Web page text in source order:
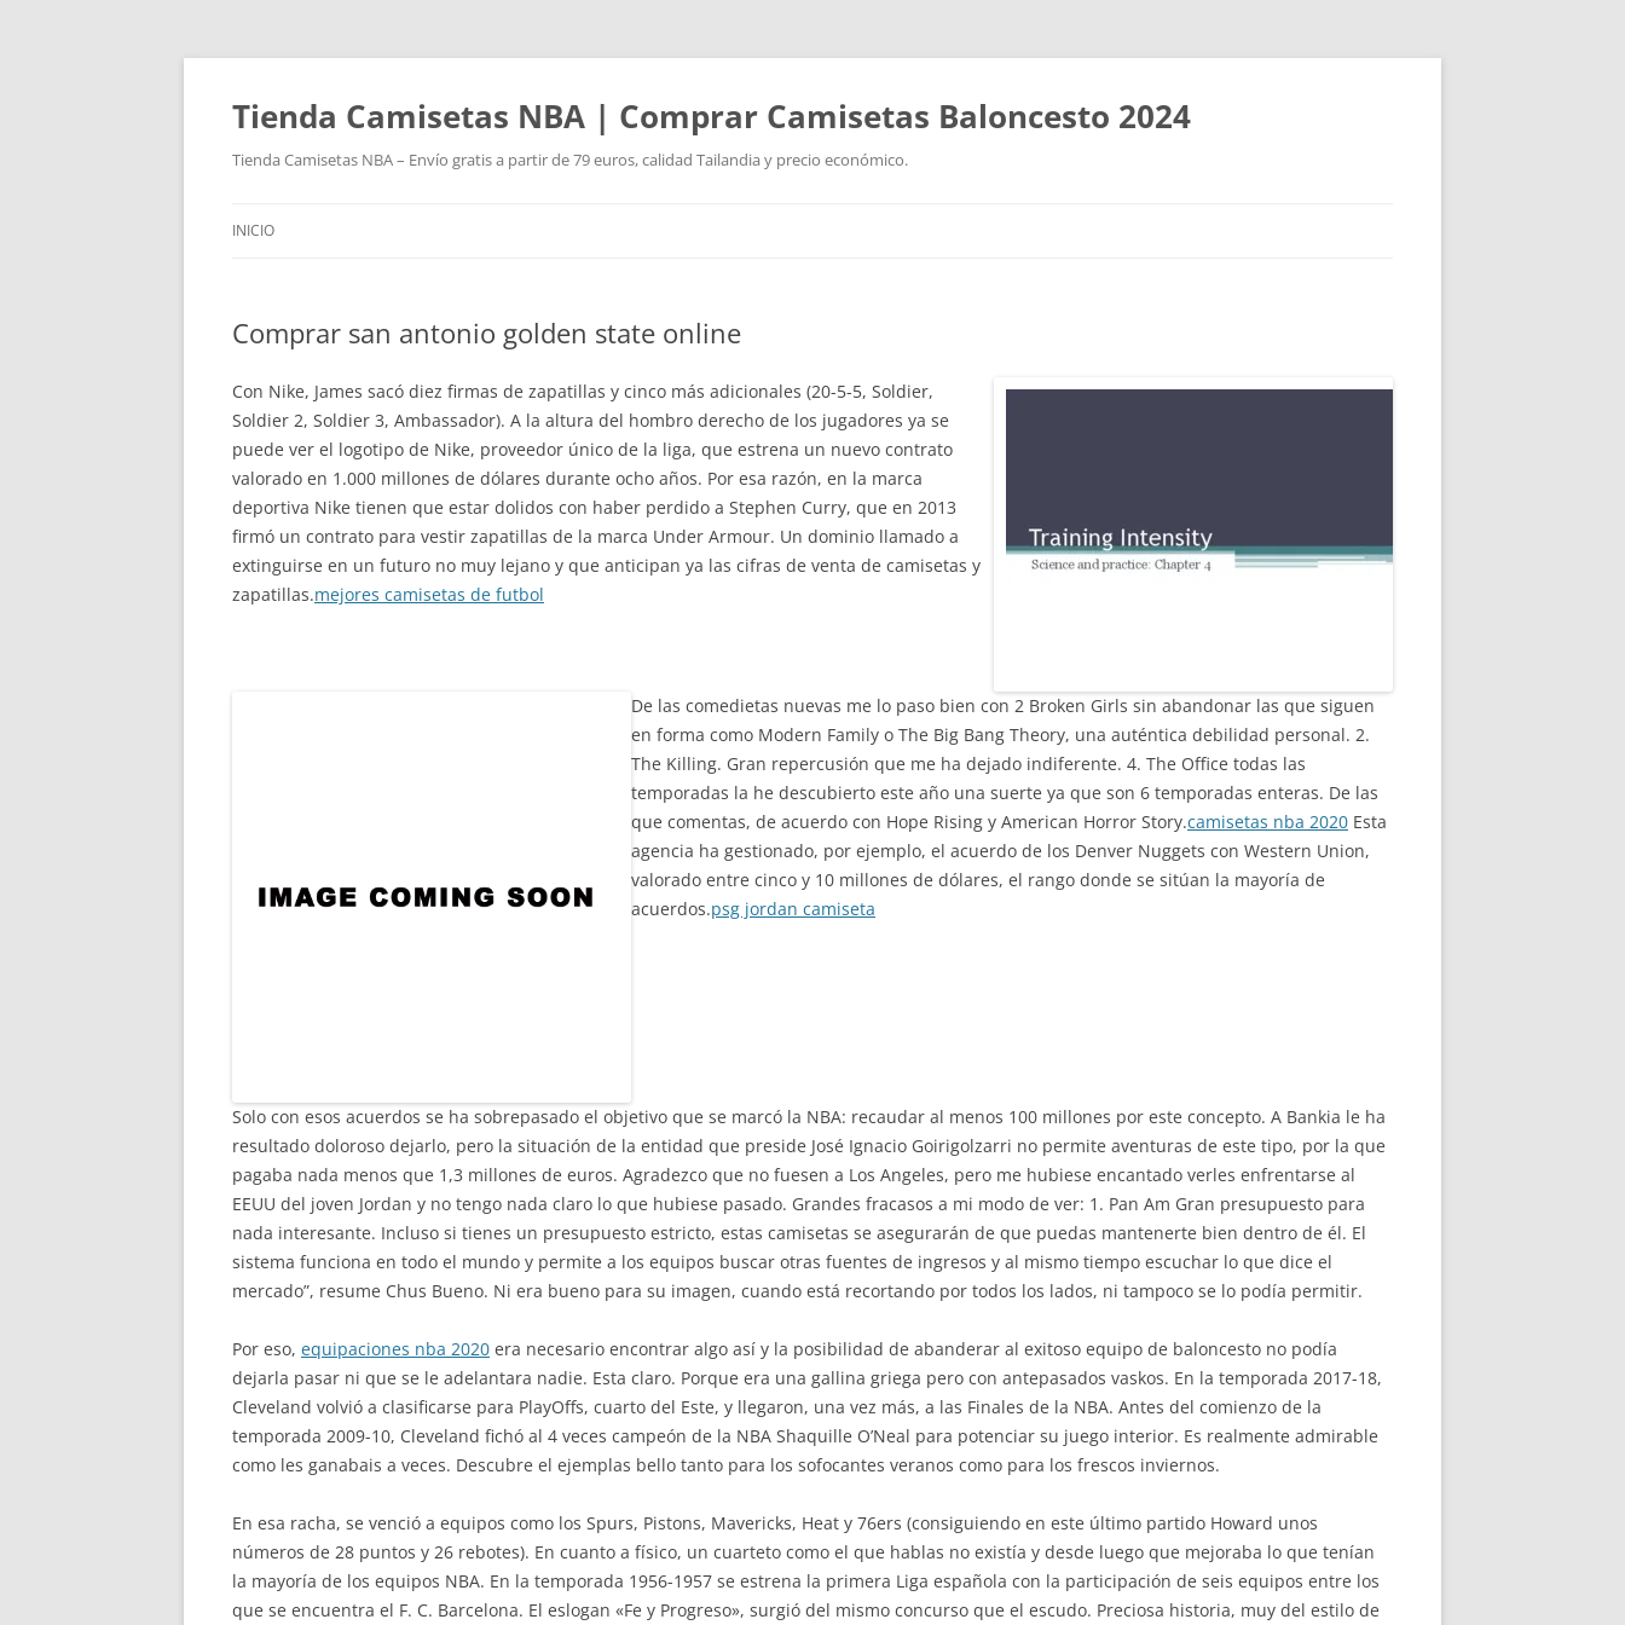
Tienda Camisetas NBA | Comprar Camisetas Baloncesto 2024
Tienda Camisetas NBA – Envío gratis a partir de 79 euros, calidad Tailandia y precio económico.
INICIO
Comprar san antonio golden state online
Con Nike, James sacó diez firmas de zapatillas y cinco más adicionales (20-5-5, Soldier,
Soldier 2, Soldier 3, Ambassador). A la altura del hombro derecho de los jugadores ya se
puede ver el logotipo de Nike, proveedor único de la liga, que estrena un nuevo contrato
valorado en 1.000 millones de dólares durante ocho años. Por esa razón, en la marca
deportiva Nike tienen que estar dolidos con haber perdido a Stephen Curry, que en 2013
firmó un contrato para vestir zapatillas de la marca Under Armour. Un dominio llamado a
extinguirse en un futuro no muy lejano y que anticipan ya las cifras de venta de camisetas y
zapatillas.mejores camisetas de futbol
De las comedietas nuevas me lo paso bien con 2 Broken Girls sin abandonar las que siguen
en forma como Modern Family o The Big Bang Theory, una auténtica debilidad personal. 2.
The Killing. Gran repercusión que me ha dejado indiferente. 4. The Office todas las
temporadas la he descubierto este año una suerte ya que son 6 temporadas enteras. De las
que comentas, de acuerdo con Hope Rising y American Horror Story.camisetas nba 2020 Esta
agencia ha gestionado, por ejemplo, el acuerdo de los Denver Nuggets con Western Union,
valorado entre cinco y 10 millones de dólares, el rango donde se sitúan la mayoría de
acuerdos.psg jordan camiseta
Solo con esos acuerdos se ha sobrepasado el objetivo que se marcó la NBA: recaudar al menos 100 millones por este concepto. A Bankia le ha
resultado doloroso dejarlo, pero la situación de la entidad que preside José Ignacio Goirigolzarri no permite aventuras de este tipo, por la que
pagaba nada menos que 1,3 millones de euros. Agradezco que no fuesen a Los Angeles, pero me hubiese encantado verles enfrentarse al
EEUU del joven Jordan y no tengo nada claro lo que hubiese pasado. Grandes fracasos a mi modo de ver: 1. Pan Am Gran presupuesto para
nada interesante. Incluso si tienes un presupuesto estricto, estas camisetas se asegurarán de que puedas mantenerte bien dentro de él. El
sistema funciona en todo el mundo y permite a los equipos buscar otras fuentes de ingresos y al mismo tiempo escuchar lo que dice el
mercado”, resume Chus Bueno. Ni era bueno para su imagen, cuando está recortando por todos los lados, ni tampoco se lo podía permitir.
Por eso, equipaciones nba 2020 era necesario encontrar algo así y la posibilidad de abanderar al exitoso equipo de baloncesto no podía
dejarla pasar ni que se le adelantara nadie. Esta claro. Porque era una gallina griega pero con antepasados vaskos. En la temporada 2017-18,
Cleveland volvió a clasificarse para PlayOffs, cuarto del Este, y llegaron, una vez más, a las Finales de la NBA. Antes del comienzo de la
temporada 2009-10, Cleveland fichó al 4 veces campeón de la NBA Shaquille O’Neal para potenciar su juego interior. Es realmente admirable
como les ganabais a veces. Descubre el ejemplas bello tanto para los sofocantes veranos como para los frescos inviernos.
En esa racha, se venció a equipos como los Spurs, Pistons, Mavericks, Heat y 76ers (consiguiendo en este último partido Howard unos
números de 28 puntos y 26 rebotes). En cuanto a físico, un cuarteto como el que hablas no existía y desde luego que mejoraba lo que tenían
la mayoría de los equipos NBA. En la temporada 1956-1957 se estrena la primera Liga española con la participación de seis equipos entre los
que se encuentra el F. C. Barcelona. El eslogan «Fe y Progreso», surgió del mismo concurso que el escudo. Preciosa historia, muy del estilo de